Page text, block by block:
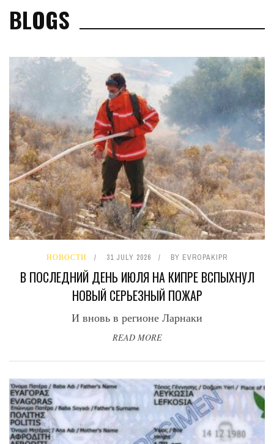
BLOGS
НОВОСТИ 31 JULY 2026 BY EVROPAKIPR
В ПОСЛЕДНИЙ ДЕНЬ ИЮЛЯ НА КИПРЕ ВСПЫХНУЛ
НОВЫЙ СЕРЬЕЗНЫЙ ПОЖАР
И вновь в регионе Ларнаки
READ MORE